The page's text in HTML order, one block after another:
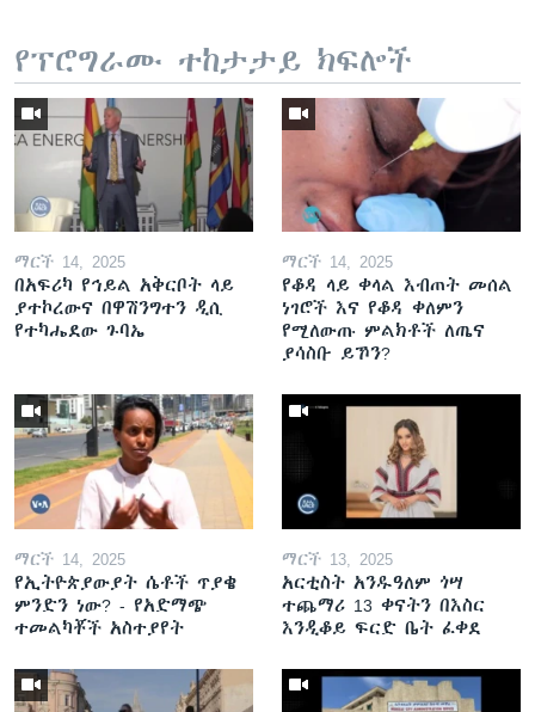
የፕሮግራሙ ተከታታይ ክፍሎች
ማርች 14, 2025
በአፍሪካ የኅይል አቅርቦት ላይ
ያተኮረውና በዋሽንግተን ዲሲ
የተካሔደው ጉባኤ
ማርች 14, 2025
የቆዳ ላይ ቀላል እብጠት መሰል
ነገሮች እና የቆዳ ቀለምን
የሚለውጡ ምልክቶች ለጤና
ያሳስቡ ይኾን?
ማርች 14, 2025
የኢትዮጵያውያት ሴቶች ጥያቄ
ምንድን ነው? - የአድማጭ
ተመልካቾች አስተያየት
ማርች 13, 2025
አርቲስት አንዱዓለም ጎሣ
ተጨማሪ 13 ቀናትን በእስር
እንዲቆይ ፍርድ ቤት ፈቀደ